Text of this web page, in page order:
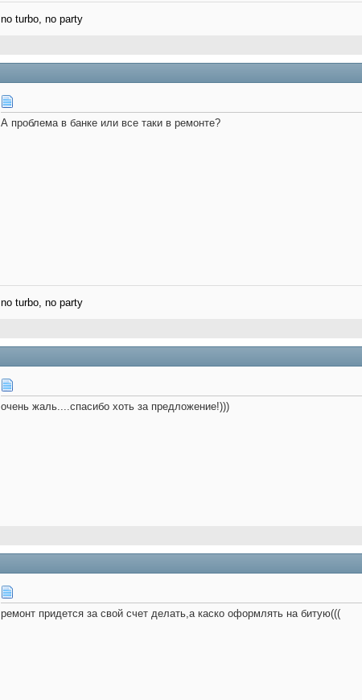
no turbo, no party
А проблема в банке или все таки в ремонте?
no turbo, no party
очень жаль....спасибо хоть за предложение!)))
ремонт придется за свой счет делать,а каско оформлять на битую(((